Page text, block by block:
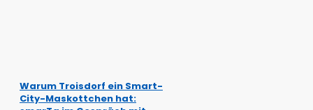
Warum Troisdorf ein Smart-
City-Maskottchen hat: